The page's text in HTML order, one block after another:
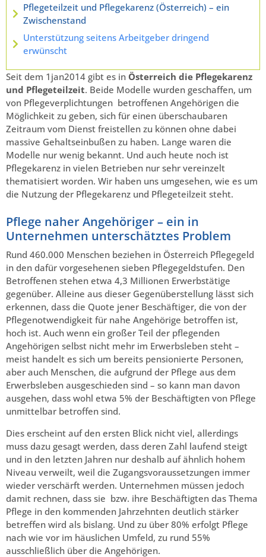
Pflegeteilzeit und Pflegekarenz (Österreich) – ein
Zwischenstand
Unterstützung seitens Arbeitgeber dringend
erwünscht
Seit dem 1jan2014 gibt es in Österreich die Pflegekarenz
und Pflegeteilzeit. Beide Modelle wurden geschaffen, um
von Pflegeverplichtungen betroffenen Angehörigen die
Möglichkeit zu geben, sich für einen überschaubaren
Zeitraum vom Dienst freistellen zu können ohne dabei
massive Gehaltseinbußen zu haben. Lange waren die
Modelle nur wenig bekannt. Und auch heute noch ist
Pflegekarenz in vielen Betrieben nur sehr vereinzelt
thematisiert worden. Wir haben uns umgesehen, wie es um
die Nutzung der Pflegekarenz und Pflegeteilzeit steht.
Pflege naher Angehöriger – ein in
Unternehmen unterschätztes Problem
Rund 460.000 Menschen beziehen in Österreich Pflegegeld
in den dafür vorgesehenen sieben Pflegegeldstufen. Den
Betroffenen stehen etwa 4,3 Millionen Erwerbstätige
gegenüber. Alleine aus dieser Gegenüberstellung lässt sich
erkennen, dass die Quote jener Beschäftiger, die von der
Pflegenotwendigkeit für nahe Angehörige betroffen ist,
hoch ist. Auch wenn ein großer Teil der pflegenden
Angehörigen selbst nicht mehr im Erwerbsleben steht –
meist handelt es sich um bereits pensionierte Personen,
aber auch Menschen, die aufgrund der Pflege aus dem
Erwerbsleben ausgeschieden sind – so kann man davon
ausgehen, dass wohl etwa 5% der Beschäftigten von Pflege
unmittelbar betroffen sind.
Dies erscheint auf den ersten Blick nicht viel, allerdings
muss dazu gesagt werden, dass deren Zahl laufend steigt
und in den letzten Jahren nur deshalb auf ähnlich hohem
Niveau verweilt, weil die Zugangsvoraussetzungen immer
wieder verschärft werden. Unternehmen müssen jedoch
damit rechnen, dass sie bzw. ihre Beschäftigten das Thema
Pflege in den kommenden Jahrzehnten deutlich stärker
betreffen wird als bislang. Und zu über 80% erfolgt Pflege
nach wie vor im häuslichen Umfeld, zu rund 55%
ausschließlich über die Angehörigen.